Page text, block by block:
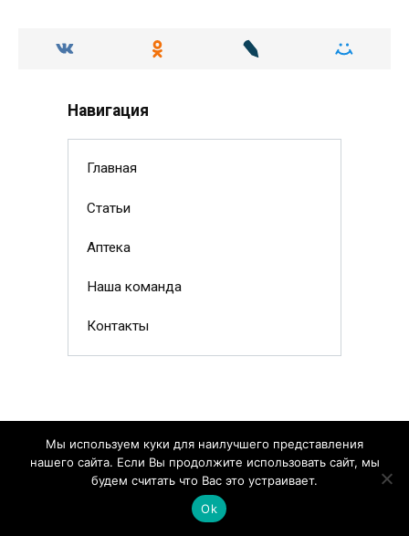
Навигация
Главная
Статьи
Аптека
Наша команда
Контакты
Мы используем куки для наилучшего представления
нашего сайта. Если Вы продолжите использовать сайт, мы
будем считать что Вас это устраивает.
Ok